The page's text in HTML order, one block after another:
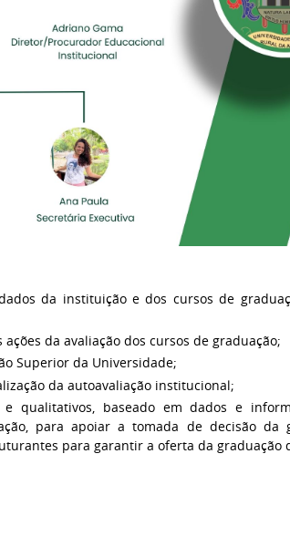
da instituição e dos cursos de
da avaliação dos cursos de graduação;
Superior da Universidade;
da autoavaliação institucional;
qualitativos, baseado em dados e
para apoiar a tomada de decisão da
para garantir a oferta da graduação